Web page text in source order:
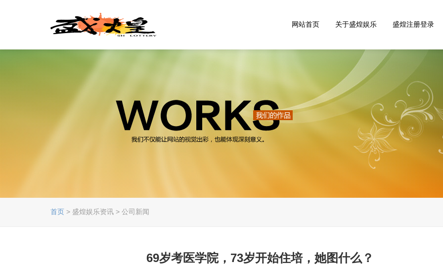
网站首页 关于盛煌娱乐 盛煌注册登录
首页 > 盛煌娱乐资讯 > 公司新闻
69岁考医学院，73岁开始住培，她图什么？